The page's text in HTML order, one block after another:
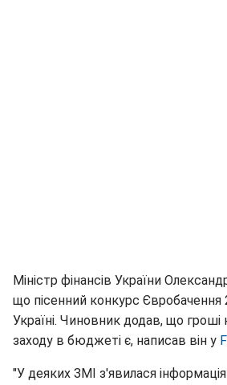
Міністр фінансів України
що пісенний конкурс Євробачення
Україні. Чиновник додав, що
заходу в бюджеті є, написав він у
"У деяких ЗМІ з'явилася